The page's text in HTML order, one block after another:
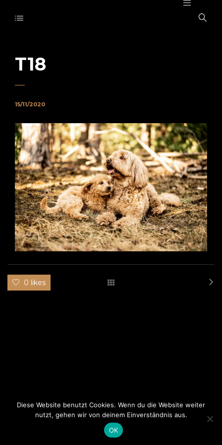
T18
15/11/2020
0 likes
© Promo-themes, 2019. All Rights Reserved.
This website uses cookies to improve your experience.
Diese Website benutzt Cookies. Wenn du die Website weiter
nutzt, gehen wir von deinem Einverständnis aus.
OK